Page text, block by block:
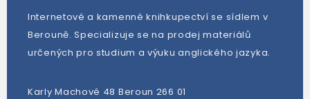
Internetové a kamenné knihkupectví se sídlem v
Berouně. Specializuje se na prodej materiálů
určených pro studium a výuku anglického jazyka.
Karly Machové 48 Beroun 266 01